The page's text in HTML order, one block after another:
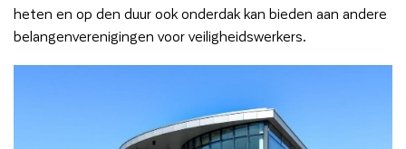
heten en op den duur ook onderdak kan bieden aan andere
belangenverenigingen voor veiligheidswerkers.